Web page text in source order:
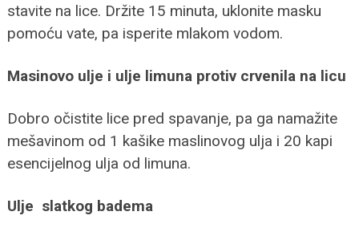
stavite na lice. Držite 15 minuta, uklonite masku
pomoću vate, pa isperite mlakom vodom.
Masinovo ulje i ulje limuna protiv crvenila na licu
Dobro očistite lice pred spavanje, pa ga namažite
mešavinom od 1 kašike maslinovog ulja i 20 kapi
esencijelnog ulja od limuna.
Ulje slatkog badema